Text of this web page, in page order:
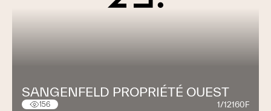
SANGENFELD PROPRIÉTÉ OUEST
156 1/12160F